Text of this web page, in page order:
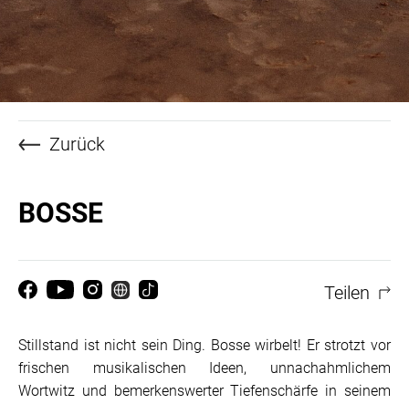
Zurück
BOSSE
Teilen
Stillstand ist nicht sein Ding. Bosse wirbelt! Er strotzt vor
frischen musikalischen Ideen, unnachahmlichem
Wortwitz und bemerkenswerter Tiefenschärfe in seinem